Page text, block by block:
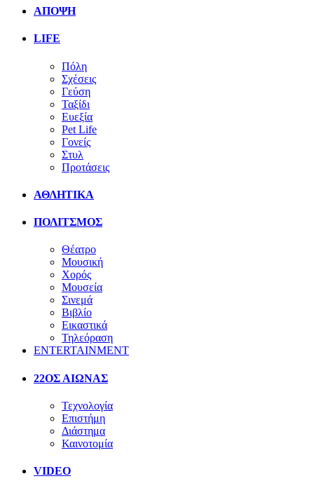
ΑΠΟΨΗ
LIFE
Πόλη
Σχέσεις
Γεύση
Ταξίδι
Ευεξία
Pet Life
Γονείς
Στυλ
Προτάσεις
ΑΘΛΗΤΙΚΑ
ΠΟΛΙΤΣΜΟΣ
Θέατρο
Μουσική
Χορός
Μουσεία
Σινεμά
Βιβλίο
Εικαστικά
Τηλεόραση
ENTERTAINMENT
22ΟΣ ΑΙΩΝΑΣ
Τεχνολογία
Επιστήμη
Διάστημα
Καινοτομία
VIDEO